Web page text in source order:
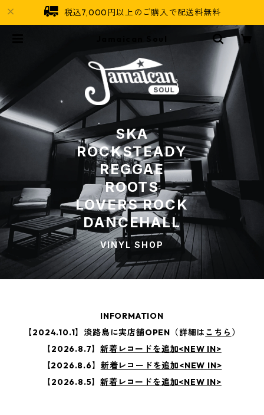
税込7,000円以上のご購入で配送料無料
SKA
ROCKSTEADY
REGGAE
ROOTS
LOVERS ROCK
DANCEHALL
VINYL SHOP
INFORMATION
【2024.10.1】淡路島に実店舗OPEN（詳細は こちら ）
【2026.8.7】新着レコードを追加<NEW IN>
【2026.8.6】 新着レコードを追加<NEW IN>
【2026.8.5】新着レコードを追加<NEW IN>